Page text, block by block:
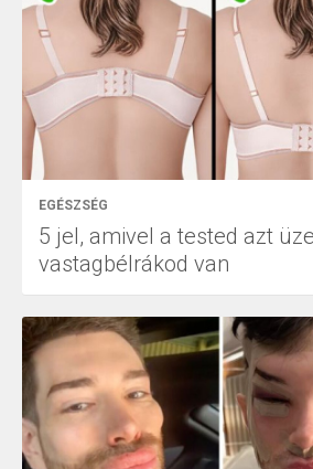
EGÉSZSÉG
5 jel, amivel a tested azt
vastagbélrákod van